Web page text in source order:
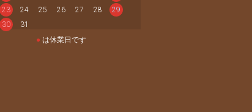
23
24 25 26 27 28
29
30
31
● は休業日です